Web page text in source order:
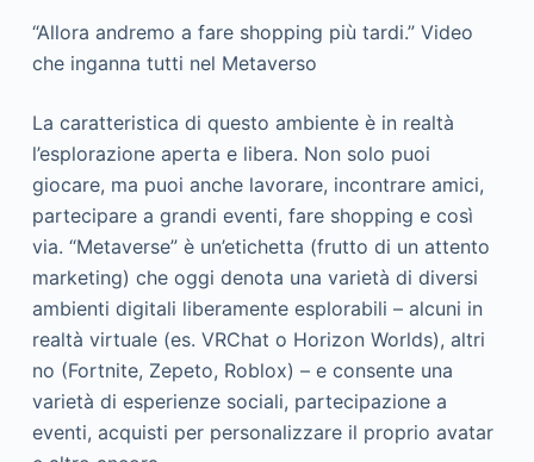
“Allora andremo a fare shopping più tardi.” Video
che inganna tutti nel Metaverso
La caratteristica di questo ambiente è in realtà
l’esplorazione aperta e libera. Non solo puoi
giocare, ma puoi anche lavorare, incontrare amici,
partecipare a grandi eventi, fare shopping e così
via. “Metaverse” è un’etichetta (frutto di un attento
marketing) che oggi denota una varietà di diversi
ambienti digitali liberamente esplorabili – alcuni in
realtà virtuale (es. VRChat o Horizon Worlds), altri
no (Fortnite, Zepeto, Roblox) – e consente una
varietà di esperienze sociali, partecipazione a
eventi, acquisti per personalizzare il proprio avatar